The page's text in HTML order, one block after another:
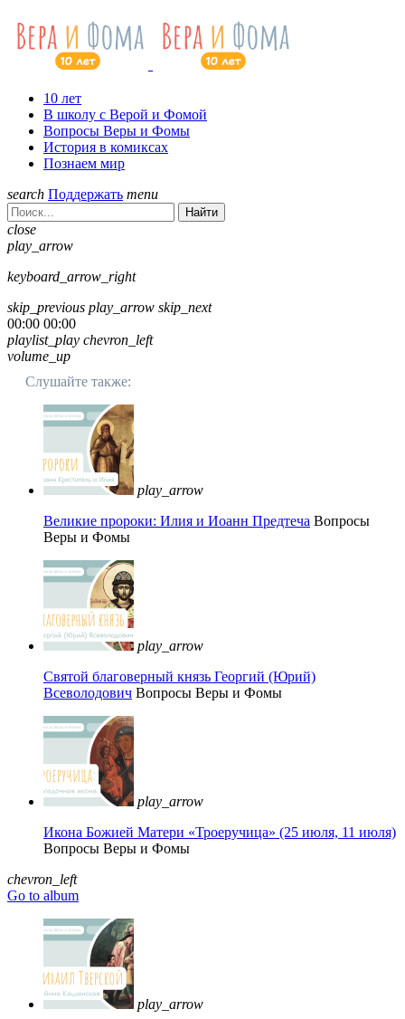
10 лет
В школу с Верой и Фомой
Вопросы Веры и Фомы
История в комиксах
Познаем мир
search Поддержать menu
Найти
close
play_arrow
keyboard_arrow_right
skip_previous play_arrow skip_next
00:00 00:00
playlist_play chevron_left
volume_up
Слушайте также:
play_arrow
Великие пророки: Илия и Иоанн Предтеча Вопросы
Веры и Фомы
play_arrow
Святой благоверный князь Георгий (Юрий)
Всеволодович Вопросы Веры и Фомы
play_arrow
Икона Божией Матери «Троеручица» (25 июля, 11 июля)
Вопросы Веры и Фомы
chevron_left
Go to album
play_arrow